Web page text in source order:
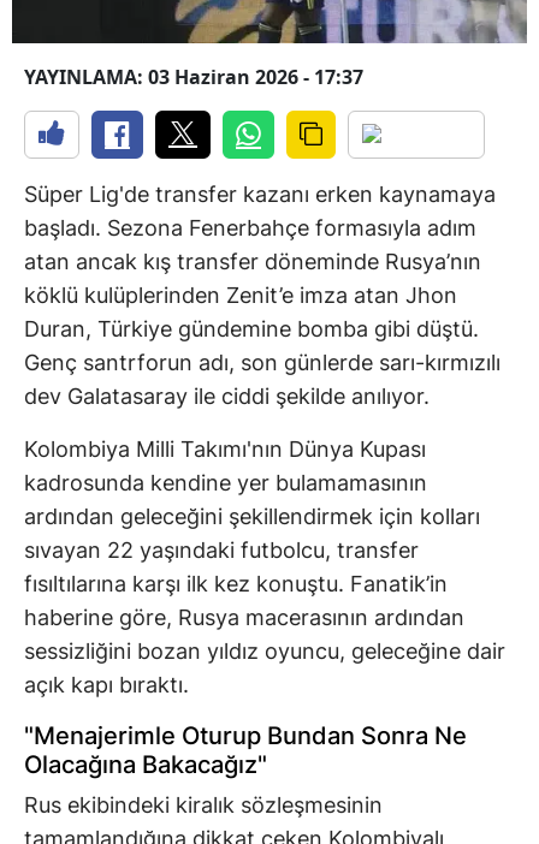
YAYINLAMA: 03 Haziran 2026 - 17:37
Süper Lig'de transfer kazanı erken kaynamaya
başladı. Sezona Fenerbahçe formasıyla adım
atan ancak kış transfer döneminde Rusya’nın
köklü kulüplerinden Zenit’e imza atan Jhon
Duran, Türkiye gündemine bomba gibi düştü.
Genç santrforun adı, son günlerde sarı-kırmızılı
dev Galatasaray ile ciddi şekilde anılıyor.
Kolombiya Milli Takımı'nın Dünya Kupası
kadrosunda kendine yer bulamamasının
ardından geleceğini şekillendirmek için kolları
sıvayan 22 yaşındaki futbolcu, transfer
fısıltılarına karşı ilk kez konuştu. Fanatik’in
haberine göre, Rusya macerasının ardından
sessizliğini bozan yıldız oyuncu, geleceğine dair
açık kapı bıraktı.
"Menajerimle Oturup Bundan Sonra Ne
Olacağına Bakacağız"
Rus ekibindeki kiralık sözleşmesinin